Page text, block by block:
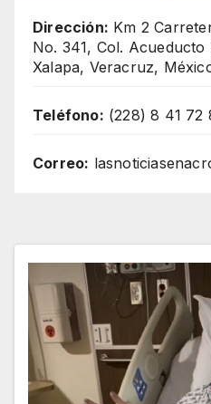
Dirección: Km 2
No. 341, Col. Acueducto
Xalapa, Veracruz,
Teléfono: (228) 8 41 72
Correo: